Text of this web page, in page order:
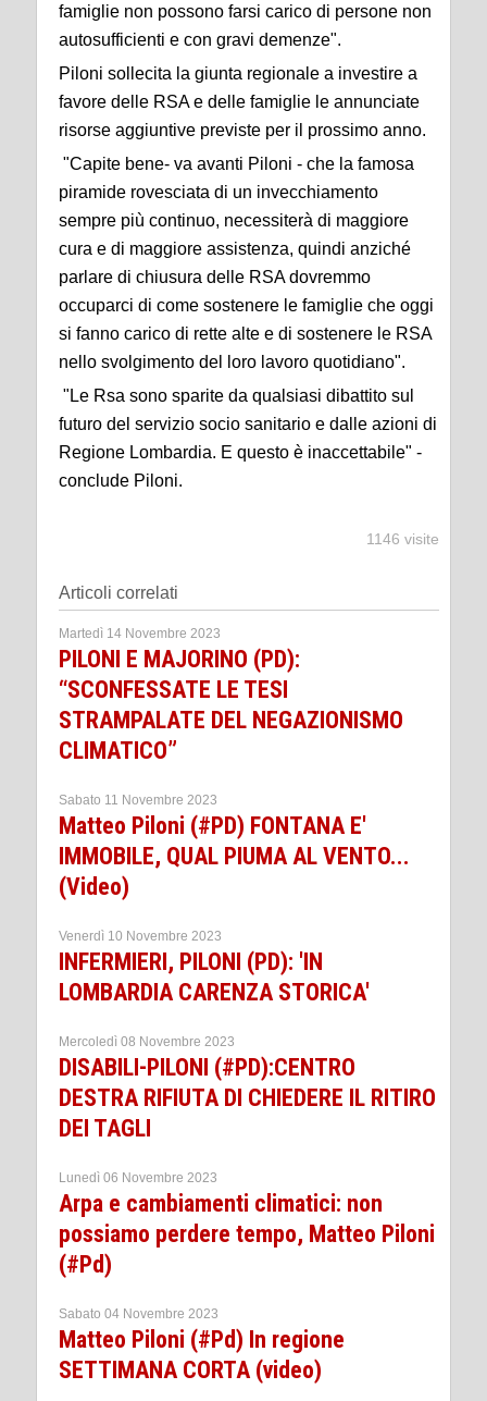
famiglie non possono farsi carico di persone non
autosufficienti e con gravi demenze".
Piloni sollecita la giunta regionale a investire a
favore delle RSA e delle famiglie le annunciate
risorse aggiuntive previste per il prossimo anno.
"Capite bene- va avanti Piloni - che la famosa
piramide rovesciata di un invecchiamento
sempre più continuo, necessiterà di maggiore
cura e di maggiore assistenza, quindi anziché
parlare di chiusura delle RSA dovremmo
occuparci di come sostenere le famiglie che oggi
si fanno carico di rette alte e di sostenere le RSA
nello svolgimento del loro lavoro quotidiano".
"Le Rsa sono sparite da qualsiasi dibattito sul
futuro del servizio socio sanitario e dalle azioni di
Regione Lombardia. E questo è inaccettabile" -
conclude Piloni.
1146 visite
Articoli correlati
Martedì 14 Novembre 2023
PILONI E MAJORINO (PD):
“SCONFESSATE LE TESI
STRAMPALATE DEL NEGAZIONISMO
CLIMATICO”
Sabato 11 Novembre 2023
Matteo Piloni (#PD) FONTANA E'
IMMOBILE, QUAL PIUMA AL VENTO...
(Video)
Venerdì 10 Novembre 2023
INFERMIERI, PILONI (PD): 'IN
LOMBARDIA CARENZA STORICA'
Mercoledì 08 Novembre 2023
DISABILI-PILONI (#PD):CENTRO
DESTRA RIFIUTA DI CHIEDERE IL RITIRO
DEI TAGLI
Lunedì 06 Novembre 2023
Arpa e cambiamenti climatici: non
possiamo perdere tempo, Matteo Piloni
(#Pd)
Sabato 04 Novembre 2023
Matteo Piloni (#Pd) In regione
SETTIMANA CORTA (video)